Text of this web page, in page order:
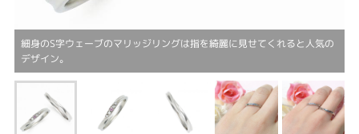
細身のS字ウェーブのマリッジリングは指を綺麗に見せてくれると人気の
デザイン。